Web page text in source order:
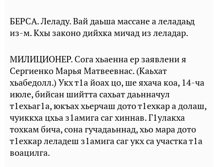
БЕРСА. Леладу. Вай даьша массане а леладаьд
из-м. Кхы законо дийхка мичад из леладар.
МИЛИЦИОНЕР. Сога хьаенна ер заявлени я
Сергиенко Марья Матвеевнас. (Каьхат
хьабедолл.) Укх т1а йоах цо, ше яхача коа, 14-ча
июле, бийсан шийтта сахьат даьнначул
т1ехьаг1а, юкъах хьерчаш дото т1ехкар а долаш,
чуиккха цхьа з1амига саг хиннав. Г1улакха
тохкам бича, сона гучадаьннад, хьо мара дото
т1ехкар леладеш з1амига саг укх са участка т1а
воацилга.